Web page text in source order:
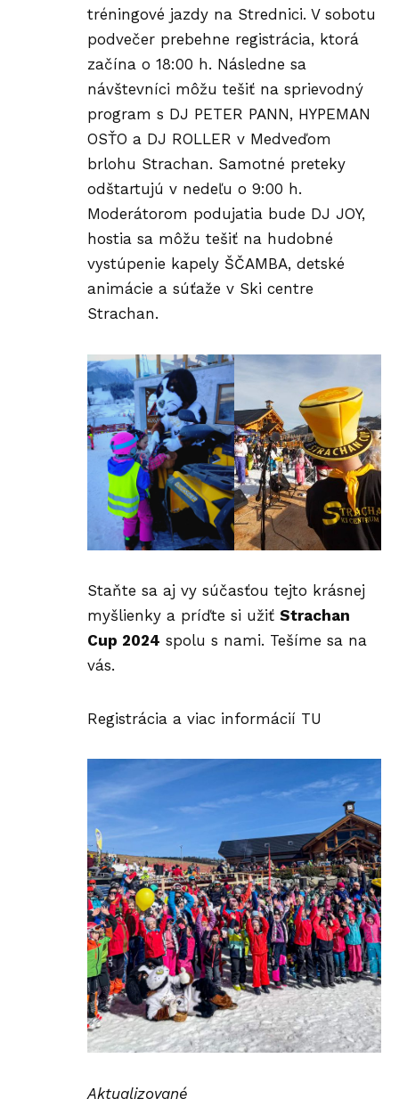
tréningové jazdy na Strednici. V sobotu
podvečer prebehne registrácia, ktorá
začína o 18:00 h. Následne sa
návštevníci môžu tešiť na sprievodný
program s DJ PETER PANN, HYPEMAN
OSŤO a DJ ROLLER v Medveďom
brlohu Strachan. Samotné preteky
odštartujú v nedeľu o 9:00 h.
Moderátorom podujatia bude DJ JOY,
hostia sa môžu tešiť na hudobné
vystúpenie kapely ŠČAMBA, detské
animácie a súťaže v Ski centre
Strachan.
Staňte sa aj vy súčasťou tejto krásnej
myšlienky a príďte si užiť Strachan
Cup 2024 spolu s nami. Tešíme sa na
vás.
Registrácia a viac informácií TU
Aktualizované